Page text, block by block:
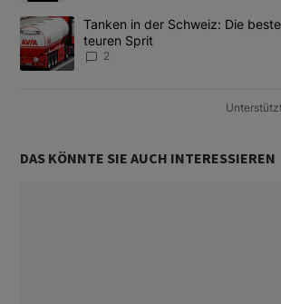
Ein Trendartikel mit dem Titel "Tanken in
Tanken in der Schweiz: Die
teuren Sprit
2
DAS KÖNNTE SIE AUCH INTERESSIEREN